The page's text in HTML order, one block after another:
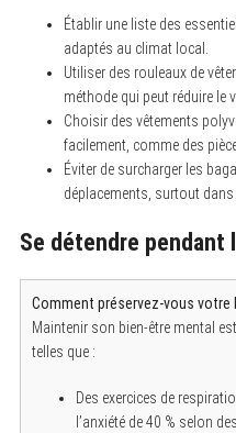
Établir une liste des
adaptés au climat local.
Utiliser des rouleaux de
méthode qui peut réduire le
Choisir des vêtements
facilement, comme des
Éviter de surcharger les
déplacements, surtout
Se détendre pendant
Comment préservez-vous votre
Maintenir son bien-être mental
telles que :
Des exercices de
l’anxiété de 40 % selon